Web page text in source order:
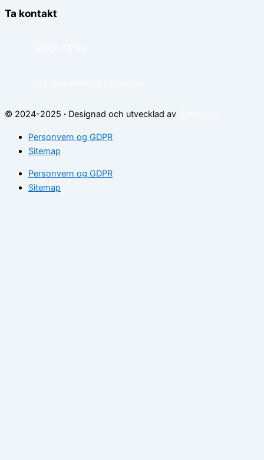
Ta kontakt
© 2024-2025 · Designad och utvecklad av
Personvern og GDPR
Sitemap
Personvern og GDPR
Sitemap